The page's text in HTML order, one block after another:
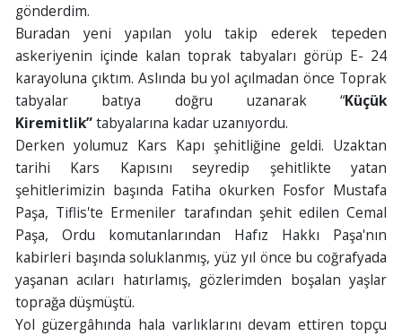
gönderdim.
Buradan yeni yapılan yolu takip ederek tepeden
askeriyenin içinde kalan toprak tabyaları görüp E- 24
karayoluna çıktım. Aslında bu yol açılmadan önce Toprak
tabyalar batıya doğru uzanarak “Küçük
Kiremitlik”tabyalarına kadar uzanıyordu.
Derken yolumuz Kars Kapı şehitliğine geldi. Uzaktan
tarihi Kars Kapısını seyredip şehitlikte yatan
şehitlerimizin başında Fatiha okurken Fosfor Mustafa
Paşa, Tiflis'te Ermeniler tarafından şehit edilen Cemal
Paşa, Ordu komutanlarından Hafız Hakkı Paşa'nın
kabirleri başında soluklanmış, yüz yıl önce bu coğrafyada
yaşanan acıları hatırlamış, gözlerimden boşalan yaşlar
toprağa düşmüştü.
Yol güzergâhında hala varlıklarını devam ettiren topçu